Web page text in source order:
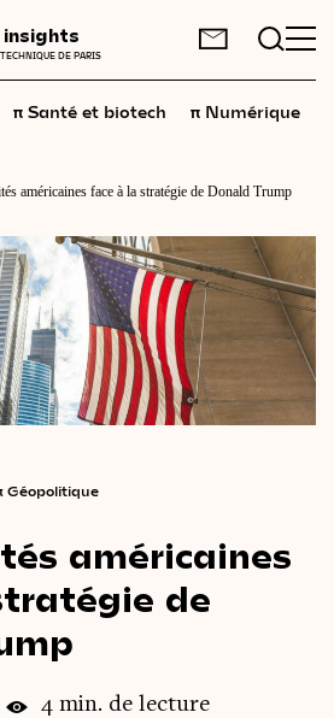
insights
DE PARIS
3,14
π Santé et biotech π Numérique
américaines face à la stratégie de Donald Trump
Géopolitique
américaines
de
4 min. de lecture